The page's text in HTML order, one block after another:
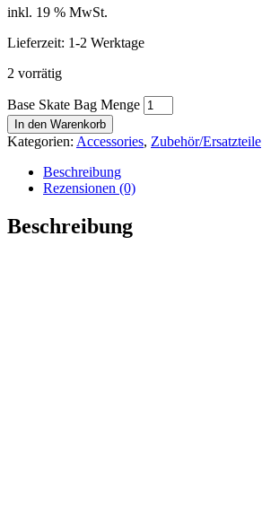
inkl. 19 % MwSt.
Lieferzeit: 1-2 Werktage
2 vorrätig
Base Skate Bag Menge
In den Warenkorb
Kategorien: Accessories, Zubehör/Ersatzteile
Beschreibung
Rezensionen (0)
Beschreibung